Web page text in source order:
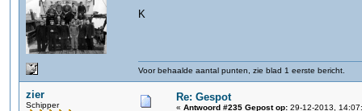
K
Voor behaalde aantal punten, zie blad 1 eerste bericht.
zier
Schipper
Re: Gespot
« Antwoord #235 Gepost op: 29-12-2013,